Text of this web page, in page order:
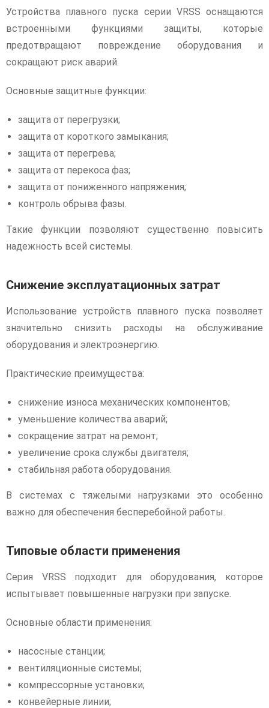
Устройства плавного пуска серии VRSS оснащаются
встроенными функциями защиты, которые
предотвращают повреждение оборудования и
сокращают риск аварий.
Основные защитные функции:
защита от перегрузки;
защита от короткого замыкания;
защита от перегрева;
защита от перекоса фаз;
защита от пониженного напряжения;
контроль обрыва фазы.
Такие функции позволяют существенно повысить
надежность всей системы.
Снижение эксплуатационных затрат
Использование устройств плавного пуска позволяет
значительно снизить расходы на обслуживание
оборудования и электроэнергию.
Практические преимущества:
снижение износа механических компонентов;
уменьшение количества аварий;
сокращение затрат на ремонт;
увеличение срока службы двигателя;
стабильная работа оборудования.
В системах с тяжелыми нагрузками это особенно
важно для обеспечения бесперебойной работы.
Типовые области применения
Серия VRSS подходит для оборудования, которое
испытывает повышенные нагрузки при запуске.
Основные области применения:
насосные станции;
вентиляционные системы;
компрессорные установки;
конвейерные линии;